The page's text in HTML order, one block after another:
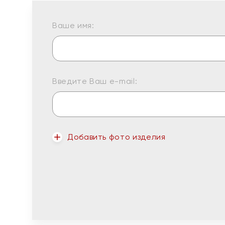
Ваше имя:
Введите Ваш e-mail:
Добавить фото изделия